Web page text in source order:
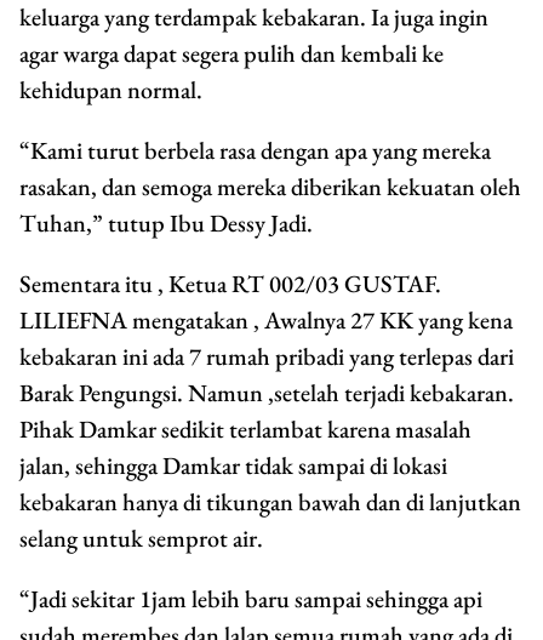
keluarga yang terdampak kebakaran. Ia juga ingin
agar warga dapat segera pulih dan kembali ke
kehidupan normal.
“Kami turut berbela rasa dengan apa yang mereka
rasakan, dan semoga mereka diberikan kekuatan oleh
Tuhan,” tutup Ibu Dessy Jadi.
Sementara itu , Ketua RT 002/03 GUSTAF.
LILIEFNA mengatakan , Awalnya 27 KK yang kena
kebakaran ini ada 7 rumah pribadi yang terlepas dari
Barak Pengungsi. Namun ,setelah terjadi kebakaran.
Pihak Damkar sedikit terlambat karena masalah
jalan, sehingga Damkar tidak sampai di lokasi
kebakaran hanya di tikungan bawah dan di lanjutkan
selang untuk semprot air.
“Jadi sekitar 1jam lebih baru sampai sehingga api